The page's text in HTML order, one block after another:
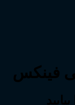
فینکس